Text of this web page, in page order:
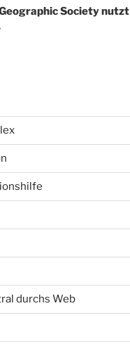
Society nutzt
durchs Web